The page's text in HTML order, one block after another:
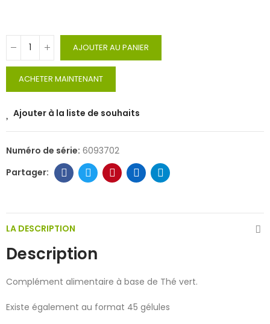
AJOUTER AU PANIER
ACHETER MAINTENANT
Ajouter à la liste de souhaits
Numéro de série: 6093702
LA DESCRIPTION
Description
Complément alimentaire à base de Thé vert.
Existe également au format 45 gélules